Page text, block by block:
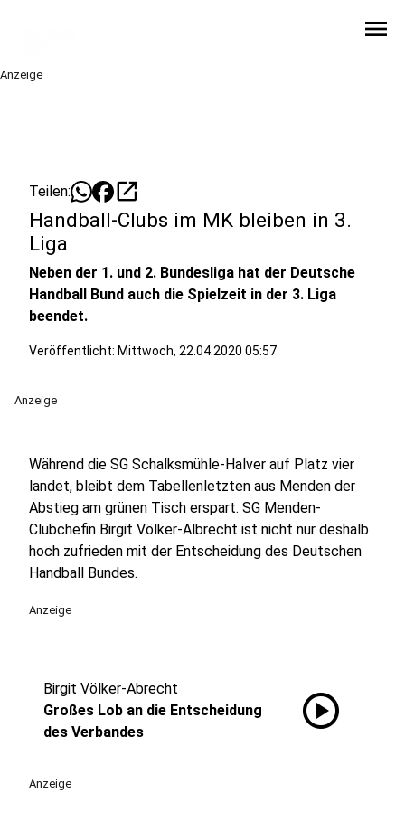
menu
Anzeige
Teilen: open_in_new
Handball-Clubs im MK bleiben in 3.
Liga
Neben der 1. und 2. Bundesliga hat der Deutsche
Handball Bund auch die Spielzeit in der 3. Liga
beendet.
Veröffentlicht: Mittwoch, 22.04.2020 05:57
Anzeige
Während die SG Schalksmühle-Halver auf Platz vier
landet, bleibt dem Tabellenletzten aus Menden der
Abstieg am grünen Tisch erspart. SG Menden-
Clubchefin Birgit Völker-Albrecht ist nicht nur deshalb
hoch zufrieden mit der Entscheidung des Deutschen
Handball Bundes.
Anzeige
Birgit Völker-Abrecht
Großes Lob an die Entscheidung
des Verbandes
play_circle
Anzeige